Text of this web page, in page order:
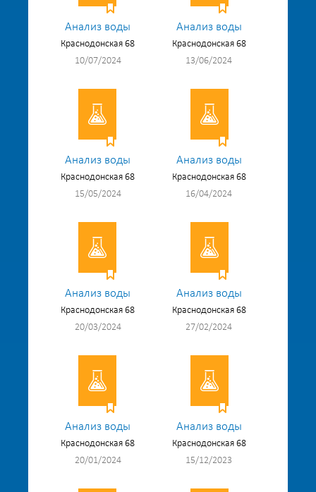
Анализ воды
Краснодонская 68
10/07/2024
Анализ воды
Краснодонская 68
13/06/2024
Анализ воды
Краснодонская 68
15/05/2024
Анализ воды
Краснодонская 68
16/04/2024
Анализ воды
Краснодонская 68
20/03/2024
Анализ воды
Краснодонская 68
27/02/2024
Анализ воды
Краснодонская 68
20/01/2024
Анализ воды
Краснодонская 68
15/12/2023